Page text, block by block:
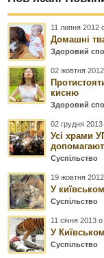
11 липня 2012
Домашні
Здоровий
02 жовтня
кисню
Здоровий
02 грудня
Усі храми
Суспільство
19 жовтня
У
Суспільство
11 січня 2013
У
Суспільство